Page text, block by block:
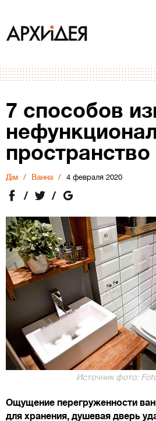
7 способов
Дiм Ванна 4 февраля 2020
Источник фото:
Ощущение перегруженности
для хранения, душевая дверь